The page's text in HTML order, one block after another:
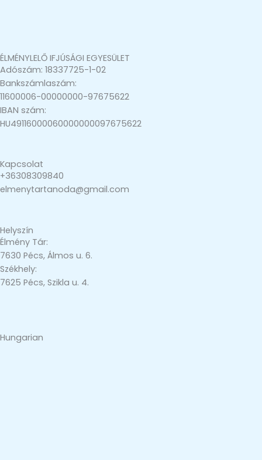
ÉLMÉNYLELŐ IFJÚSÁGI EGYESÜLET
Adószám: 18337725-1-02
Bankszámlaszám:
11600006-00000000-97675622
IBAN szám:
HU49116000060000000097675622
Kapcsolat
+36308309840
elmenytartanoda@gmail.com
Helyszín
Élmény Tár:
7630 Pécs, Álmos u. 6.
Székhely:
7625 Pécs, Szikla u. 4.
Hungarian